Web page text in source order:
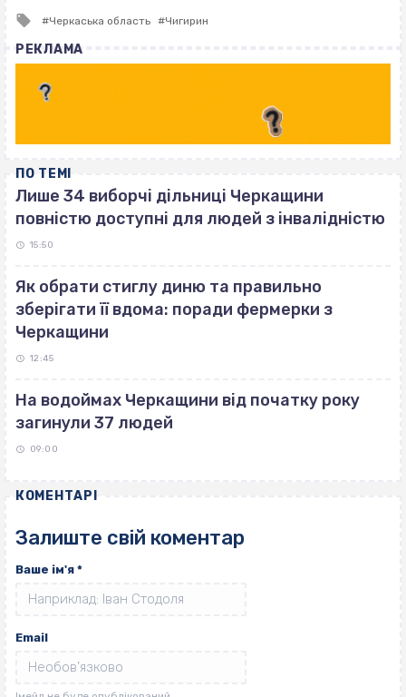
Tagged
Черкаська область Чигирин
РЕКЛАМА
ПО ТЕМІ
Лише 34 виборчі дільниці Черкащини
повністю доступні для людей з інвалідністю
15:50
Як обрати стиглу диню та правильно
зберігати її вдома: поради фермерки з
Черкащини
12:45
На водоймах Черкащини від початку року
загинули 37 людей
09:00
КОМЕНТАРІ
Залиште свій коментар
Ваше ім'я *
Email